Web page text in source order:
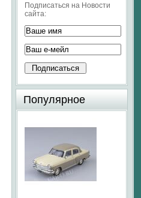
Подписаться на Новости
сайта:
Популярное